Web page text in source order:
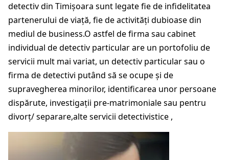
detectiv din Timișoara sunt legate fie de infidelitatea
partenerului de viață, fie de activități dubioase din
mediul de business.O astfel de firma sau cabinet
individual de detectiv particular are un portofoliu de
servicii mult mai variat, un detectiv particular sau o
firma de detectivi putând să se ocupe și de
supravegherea minorilor, identificarea unor persoane
dispărute, investigații pre-matrimoniale sau pentru
divorț/ separare,alte servicii detectivistice ,